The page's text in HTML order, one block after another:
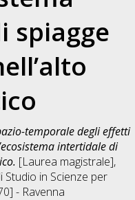
spiagge
temporale degli effetti
intertidale di
[Laurea magistrale],
Studio in Scienze per
- Ravenna